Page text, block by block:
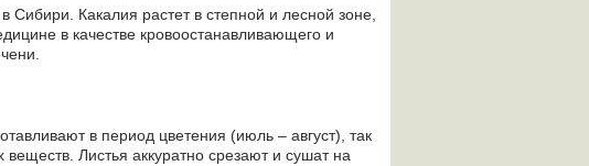
Какалия растет в степной и лесной зоне,
в качестве кровоостанавливающего и
в период цветения (июль – август), так
Листья аккуратно срезают и сушат на